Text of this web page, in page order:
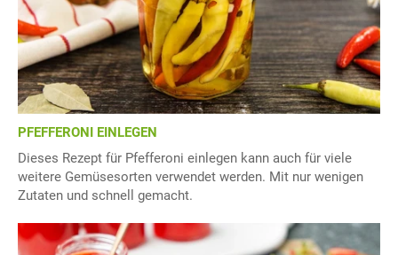
PFEFFERONI EINLEGEN
Dieses Rezept für Pfefferoni einlegen kann auch für viele
weitere Gemüsesorten verwendet werden. Mit nur wenigen
Zutaten und schnell gemacht.